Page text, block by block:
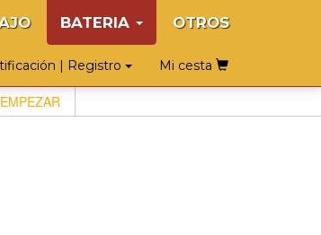
BATERIA OTROS
| Registro Mi cesta